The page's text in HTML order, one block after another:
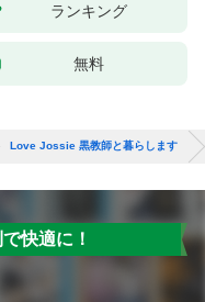
ランキング
無料
Love Jossie 黒教師と暮らします
快適に！